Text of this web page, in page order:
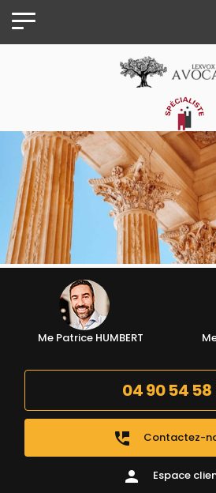
Me Patrice HUMBERT
04 90 54 58
perm_phone_msg Contactez-
person Espace